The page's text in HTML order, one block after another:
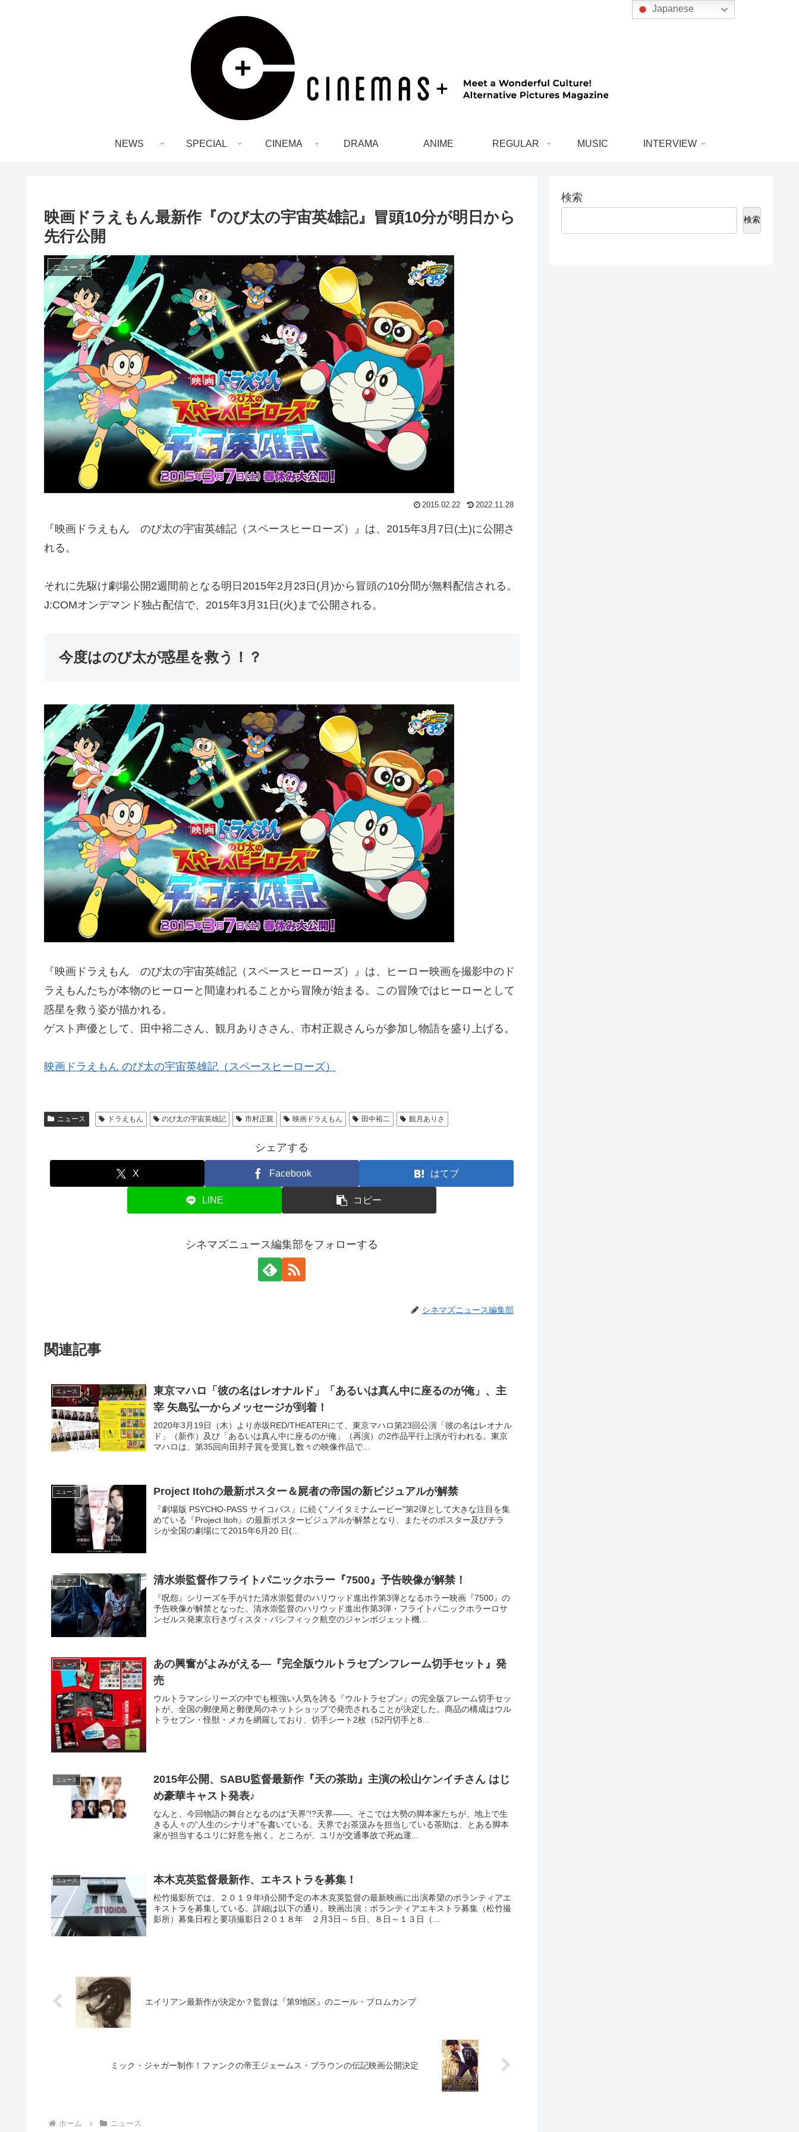
NEWS SPECIAL CINEMA DRAMA ANIME REGULAR MUSIC INTERVIEW
映画ドラえもん最新作『のび太の宇宙英雄記』冒頭10分が明日から
先行公開
ニュース
2015.02.22 2022.11.28
『映画ドラえもん のび太の宇宙英雄記（スペースヒーローズ）』は、2015年3月7日(土)に公開さ
れる。
それに先駆け劇場公開2週間前となる明日2015年2月23日(月)から冒頭の10分間が無料配信される。
J:COMオンデマンド独占配信で、2015年3月31日(火)まで公開される。
今度はのび太が惑星を救う！？
『映画ドラえもん のび太の宇宙英雄記（スペースヒーローズ）』は、ヒーロー映画を撮影中のド
ラえもんたちが本物のヒーローと間違われることから冒険が始まる。この冒険ではヒーローとして
惑星を救う姿が描かれる。
ゲスト声優として、田中裕二さん、観月ありささん、市村正親さんらが参加し物語を盛り上げる。
映画ドラえもん のび太の宇宙英雄記（スペースヒーローズ）
ニュース ドラえもん のび太の宇宙英雄記 市村正親 映画ドラえもん 田中裕二 観月ありさ
シェアする
X Facebook はてブ
LINE コピー
シネマズニュース編集部をフォローする
シネマズニュース編集部
関連記事
ニュース
東京マハロ「彼の名はレオナルド」「あるいは真ん中に座るのが俺」、主
宰 矢島弘一からメッセージが到着！
2020年3月19日（木）より赤坂RED/THEATERにて、東京マハロ第23回公演「彼の名はレオナル
ド」（新作）及び「あるいは真ん中に座るのが俺」（再演）の2作品平行上演が行われる。東京
マハロは、第35回向田邦子賞を受賞し数々の映像作品で...
ニュース Project Itohの最新ポスター＆屍者の帝国の新ビジュアルが解禁
『劇場版 PSYCHO-PASS サイコパス』に続く"ノイタミナムービー"第2弾として大きな注目を集
めている『Project Itoh』の最新ポスタービジュアルが解禁となり、またそのポスター及びチラ
シが全国の劇場にて2015年6月20 日(...
ニュース 清水崇監督作フライトパニックホラー『7500』予告映像が解禁！
『呪怨』シリーズを手がけた清水崇監督のハリウッド進出作第3弾となるホラー映画『7500』の
予告映像が解禁となった。清水崇監督のハリウッド進出作第3弾・フライトパニックホラーロサ
ンゼルス発東京行きヴィスタ・パシフィック航空のジャンボジェット機...
ニュース
あの興奮がよみがえる―『完全版ウルトラセブンフレーム切手セット』発
売
ウルトラマンシリーズの中でも根強い人気を誇る『ウルトラセブン』の完全版フレーム切手セッ
トが、全国の郵便局と郵便局のネットショップで発売されることが決定した。商品の構成はウル
トラセブン・怪獣・メカを網羅しており、切手シート2枚（52円切手と8...
ニュース
2015年公開、SABU監督最新作『天の茶助』主演の松山ケンイチさん はじ
め豪華キャスト発表♪
なんと、今回物語の舞台となるのは“天界”!?天界――。そこでは大勢の脚本家たちが、地上で生
きる人々の“人生のシナリオ”を書いている。天界でお茶汲みを担当している茶助は、とある脚本
家が担当するユリに好意を抱く。ところが、ユリが交通事故で死ぬ運...
ニュース 本木克英監督最新作、エキストラを募集！
松竹撮影所では、２０１９年頃公開予定の本木克英監督の最新映画に出演希望のボランティアエ
キストラを募集している。詳細は以下の通り。映画出演：ボランティアエキストラ募集（松竹撮
影所）募集日程と要項撮影日２０１８年 ２月3日～５日、８日～１３日（...
エイリアン最新作が決定か？監督は『第9地区』のニール・ブロムカンプ
ミック・ジャガー制作！ファンクの帝王ジェームス・ブラウンの伝記映画公開決定
ホーム ニュース
検索
検索
Japanese